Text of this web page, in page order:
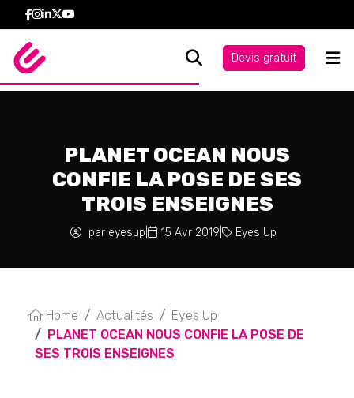
Devis gratuit
PLANET OCEAN NOUS
CONFIE LA POSE DE SES
TROIS ENSEIGNES
par eyesup 15 Avr 2019 Eyes Up
Home Actualités
Eyes Up
PLANET OCEAN NOUS CONFIE LA POSE DE
SES TROIS ENSEIGNES